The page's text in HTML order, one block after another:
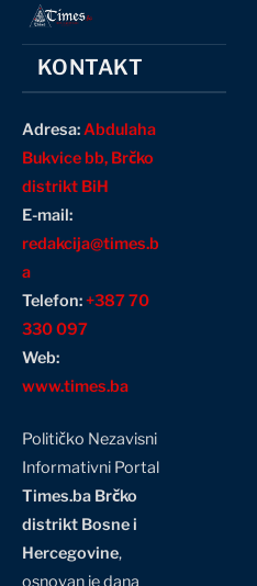
KONTAKT
Adresa:Abdulaha
Bukvice bb, Brčko
distrikt BiH
E-mail:
redakcija@times.b
a
Telefon:+387 70
330 097
Web:
www.times.ba
Političko Nezavisni
Informativni Portal
Times.ba Brčko
distrikt Bosne i
Hercegovine,
osnovan je dana